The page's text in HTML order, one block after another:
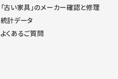
「古い家具」のメーカー確認と修理
統計データ
よくあるご質問